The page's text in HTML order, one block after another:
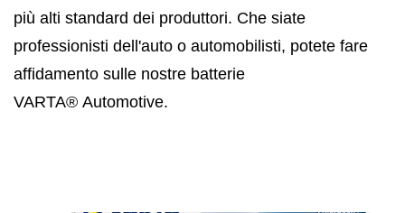
più alti standard dei produttori. Che siate
professionisti dell'auto o automobilisti, potete fare
affidamento sulle nostre batterie
VARTA® Automotive.